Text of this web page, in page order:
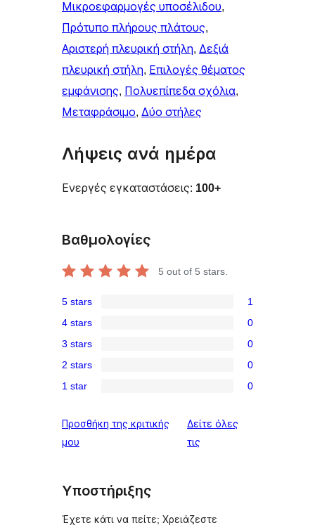
Μικροεφαρμογές υποσέλιδου
Πρότυπο πλήρους πλάτους
Αριστερή πλευρική στήλη, Δεξιά
πλευρική στήλη, Επιλογές θέματος
εμφάνισης, Πολυεπίπεδα σχόλια
Μεταφράσιμο, Δύο στήλες
Λήψεις ανά ημέρα
Ενεργές εγκαταστάσεις: 100+
Βαθμολογίες
5 out of 5 stars.
5-
star
review
5 stars 1
4-
star
reviews
4 stars 0
3-
star
3 stars 0
2-
reviews
2 stars 0
star
reviews
1 star 0
Προσθήκη της κριτικής
μου
Δείτε όλες
τις
Υποστήριξης
Έχετε κάτι να πείτε; Χρειάζεστε